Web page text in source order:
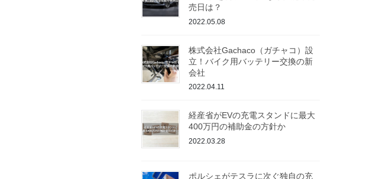
売日は？
2022.05.08
株式会社Gachaco（ガチャコ）設
立！バイク用バッテリー交換の新
会社
2022.04.11
経産省がEVの充電スタンドに最大
400万円の補助金の方針か
2022.03.28
ポルシェがテスラに次ぐ独自の充